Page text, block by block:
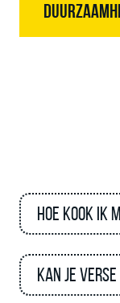
Hoe kook ik
Kan je